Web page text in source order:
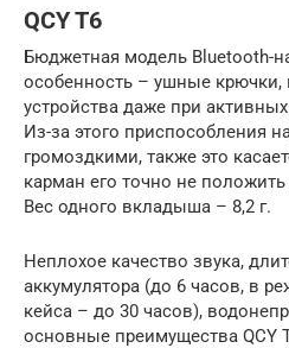
QCY T6
Бюджетная модель Bluetooth-
особенность – ушные крючки,
устройства даже при
Из-за этого приспособления
громоздкими, также это
карман его точно не
Вес одного вкладыша – 8,2 г.
Неплохое качество звука,
аккумулятора (до 6 часов, в
кейса – до 30 часов),
основные преимущества QCY